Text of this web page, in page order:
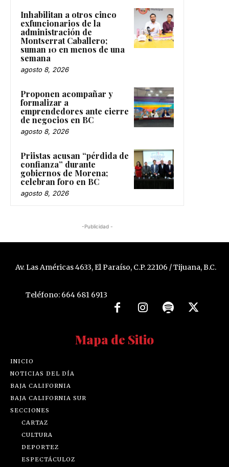
Inhabilitan a otros cinco
exfuncionarios de la
administración de
Montserrat Caballero;
suman 10 en menos de una
semana
agosto 8, 2026
Proponen acompañar y
formalizar a
emprendedores ante cierre
de negocios en BC
agosto 8, 2026
Priistas acusan “pérdida de
confianza” durante
gobiernos de Morena;
celebran foro en BC
agosto 8, 2026
-Publicidad -
Av. Las Américas 4633, El Paraíso, C.P. 22106 / Tijuana, B.C.
Teléfono: 664 681 6913
Mapa de Sitio
INICIO
NOTICIAS DEL DÍA
BAJA CALIFORNIA
BAJA CALIFORNIA SUR
SECCIONES
CARTAZ
CULTURA
DEPORTEZ
ESPECTÁCULOZ